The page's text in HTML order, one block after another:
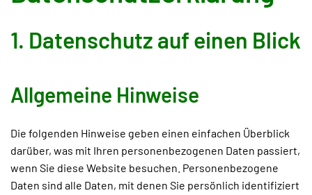
1. Datenschutz auf einen Blick
Allgemeine Hinweise
Die folgenden Hinweise geben einen einfachen Überblick
darüber, was mit Ihren personenbezogenen Daten passiert,
wenn Sie diese Website besuchen. Personenbezogene
Daten sind alle Daten, mit denen Sie persönlich identifiziert